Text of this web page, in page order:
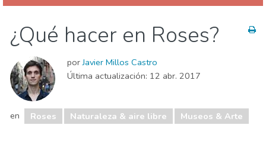
Deporte & aventura
Familia & niños
Museos & Arte
¿Qué hacer en Roses?
porJavier Millos Castro
Última actualización: 12 abr. 2017
en Roses Naturaleza & aire libre Museos & Arte